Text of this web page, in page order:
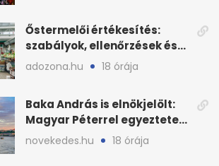
Őstermelői értékesítés:
szabályok, ellenőrzések és
bírságok a nyáron
adozona.hu 18 órája
Baka András is elnökjelölt:
Magyar Péterrel egyeztetett
a Tisza Pártban
novekedes.hu 18 órája